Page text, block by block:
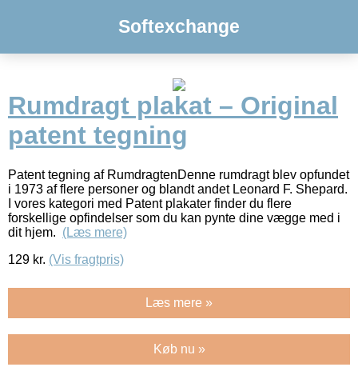
Softexchange
Rumdragt plakat – Original
patent tegning
Patent tegning af RumdragtenDenne rumdragt blev opfundet
i 1973 af flere personer og blandt andet Leonard F. Shepard.
I vores kategori med Patent plakater finder du flere
forskellige opfindelser som du kan pynte dine vægge med i
dit hjem. (Læs mere)
129 kr. (Vis fragtpris)
Læs mere »
Køb nu »